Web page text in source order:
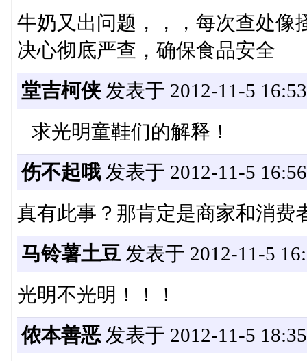
牛奶又出问题，，，每次查处像
决心彻底严查，确保食品安全
堂吉柯侠发表于 2012-11-5
求光明童鞋们的解释！
伤不起哦发表于 2012-11-5
真有此事？那肯定是商家和消费
马铃薯土豆发表于 2012-11-5
光明不光明！！！
侬本善恶发表于 2012-11-5